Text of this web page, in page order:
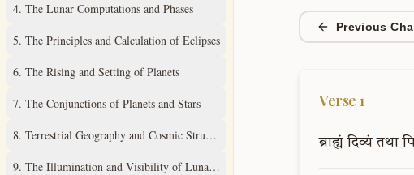
4. The Lunar Computations and Phases
5. The Principles and Calculation of Eclipses
6. The Rising and Setting of Planets
7. The Conjunctions of Planets and Stars
8. Terrestrial Geography and Cosmic Structure
9. The Illumination and Visibility of Lunar Cusps
Previous
Verse 1
ब्राह्यं दिव्यं तथा